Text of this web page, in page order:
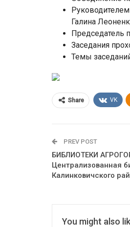
Галина
Председатель
Заседания
Темы
Share VK
PREV POST
БИБЛИОТЕКИ
Централизованная
Калинковичского
You might also